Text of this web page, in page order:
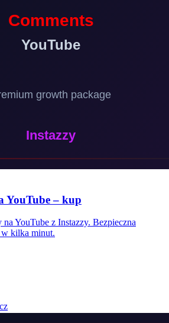
YouTube – kup
YouTube z Instazzy. Bezpieczna
w kilka minut.